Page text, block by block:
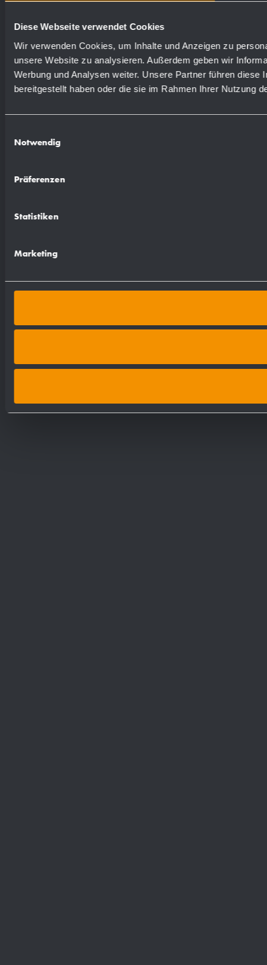
Diese Webseite verwendet Cookies
Wir verwenden Cookies, um Inhalte und Anzeigen zu
unsere Website zu analysieren. Außerdem geben wir
Werbung und Analysen weiter. Unsere Partner führen
bereitgestellt haben oder die sie im Rahmen Ihrer Nutzung
Notwendig
Präferenzen
Statistiken
Marketing